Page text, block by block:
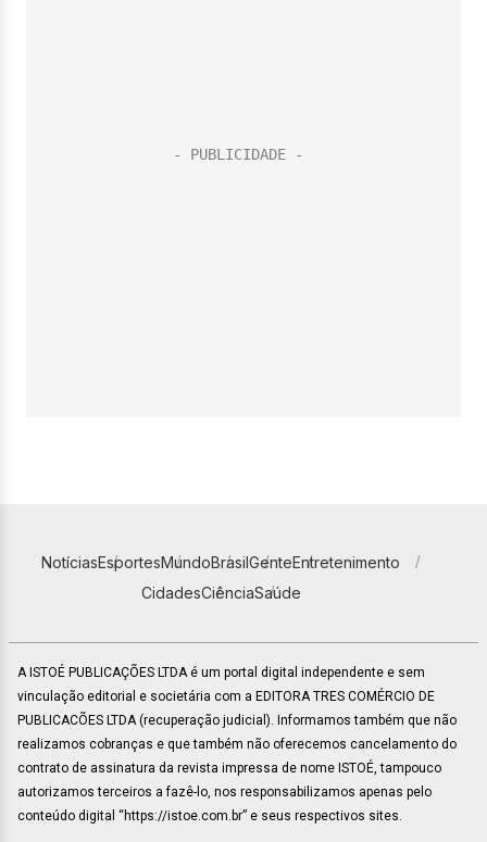
NotíciasEsportesMundoBrasilGenteEntretenimento
CidadesCiênciaSaúde
A ISTOÉ PUBLICAÇÕES LTDA é um portal digital independente e sem
vinculação editorial e societária com a EDITORA TRES COMÉRCIO DE
PUBLICACÕES LTDA (recuperação judicial). Informamos também que não
realizamos cobranças e que também não oferecemos cancelamento do
contrato de assinatura da revista impressa de nome ISTOÉ, tampouco
autorizamos terceiros a fazê-lo, nos responsabilizamos apenas pelo
conteúdo digital “https://istoe.com.br” e seus respectivos sites.